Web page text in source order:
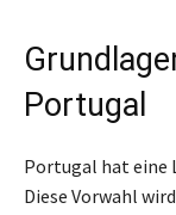
Portugal
Portugal hat eine
Diese Vorwahl